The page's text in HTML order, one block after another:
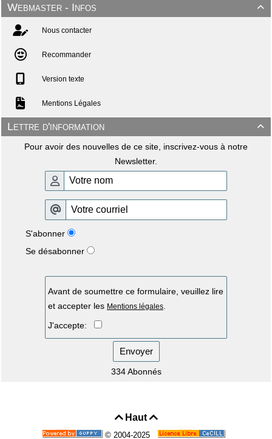

Webmaster - Infos
Nous contacter
Recommander
Version texte
Mentions Légales

Lettre d'information
Pour avoir des nouvelles de ce site, inscrivez-vous à notre
Newsletter.
S'abonner
Se désabonner
Avant de soumettre ce formulaire, veuillez lire
et accepter les Mentions légales
J'accepte:
Envoyer
334 Abonnés
Haut 
© 2004-2025